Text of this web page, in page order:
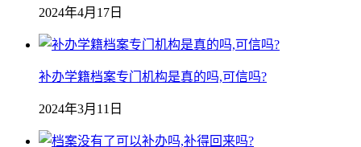
2024年4月17日
补办学籍档案专门机构是真的吗,可信吗?
2024年3月11日